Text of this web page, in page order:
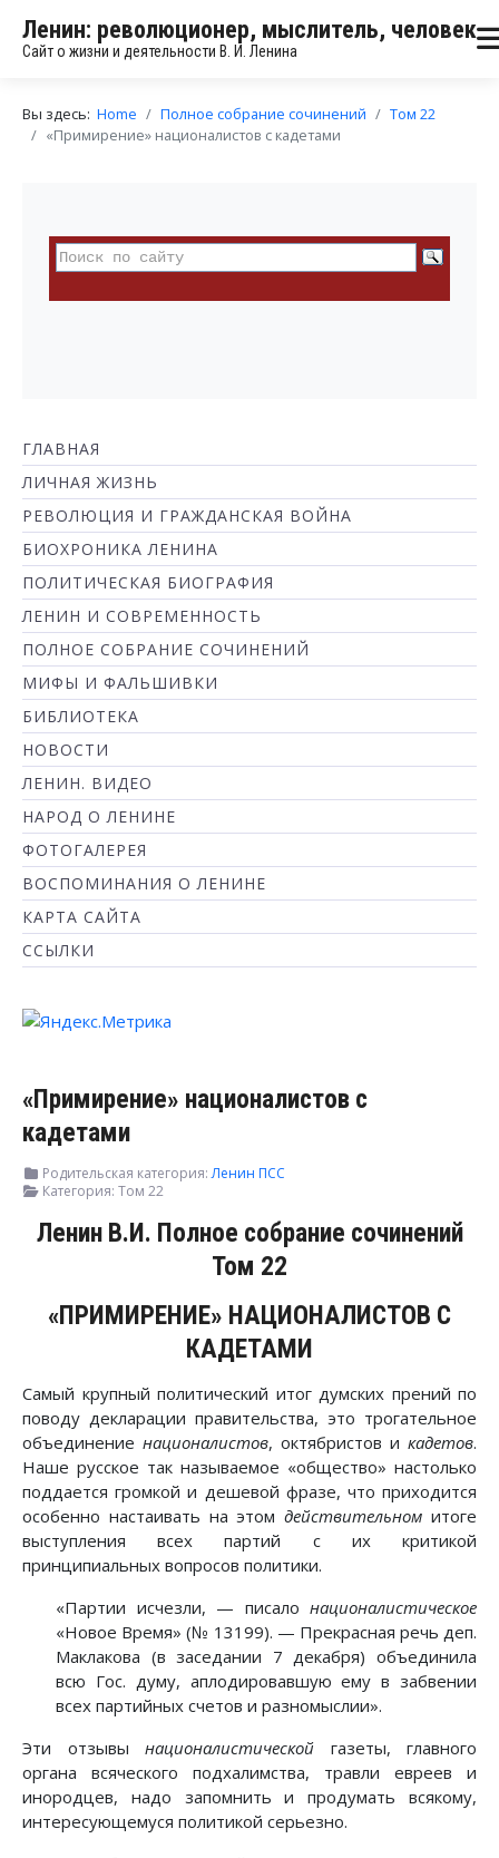
Ленин: революционер, мыслитель, человек
Сайт о жизни и деятельности В. И. Ленина
Вы здесь: Home Полное собрание сочинений
Том 22
«Примирение» националистов с кадетами
ГЛАВНАЯ
ЛИЧНАЯ ЖИЗНЬ
РЕВОЛЮЦИЯ И ГРАЖДАНСКАЯ ВОЙНА
БИОХРОНИКА ЛЕНИНА
ПОЛИТИЧЕСКАЯ БИОГРАФИЯ
ЛЕНИН И СОВРЕМЕННОСТЬ
ПОЛНОЕ СОБРАНИЕ СОЧИНЕНИЙ
МИФЫ И ФАЛЬШИВКИ
БИБЛИОТЕКА
НОВОСТИ
ЛЕНИН. ВИДЕО
НАРОД О ЛЕНИНЕ
ФОТОГАЛЕРЕЯ
ВОСПОМИНАНИЯ О ЛЕНИНЕ
КАРТА САЙТА
ССЫЛКИ
«Примирение» националистов с
кадетами
Родительская категория:Ленин ПСС
Категория: Том 22
Ленин В.И. Полное собрание сочинений
Том 22
«ПРИМИРЕНИЕ» НАЦИОНАЛИСТОВ С
КАДЕТАМИ
Самый крупный политический итог думских прений по
поводу декларации правительства, это трогательное
объединение националистов, октябристов и кадетов.
Наше русское так называемое «общество» настолько
поддается громкой и дешевой фразе, что приходится
особенно настаивать на этомдействительном итоге
выступления всех партий с их критикой
принципиальных вопросов политики.
«Партии исчезли, — писало националистическое
«Новое Время» (№ 13199). — Прекрасная речь деп.
Маклакова (в заседании 7 декабря) объединила
всю Гос. думу, аплодировавшую ему в забвении
всех партийных счетов и разномыслии».
Эти отзывы националистической газеты, главного
органа всяческого подхалимства, травли евреев и
инородцев, надо запомнить и продумать всякому,
интересующемуся политикой серьезно.